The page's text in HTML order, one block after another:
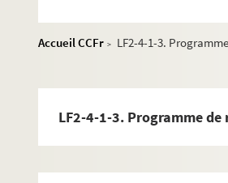
Accueil CCFr >
LF2-4-1-3.
LF2-4-1-3. Programme